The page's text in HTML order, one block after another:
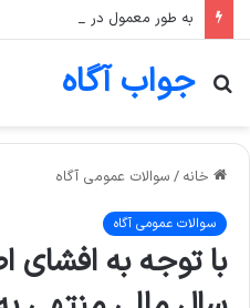
جواب آگاه
جستجو
خانه / سوالات عمومی آگاه
سوالات عمومی آگاه
با توجه به افشای